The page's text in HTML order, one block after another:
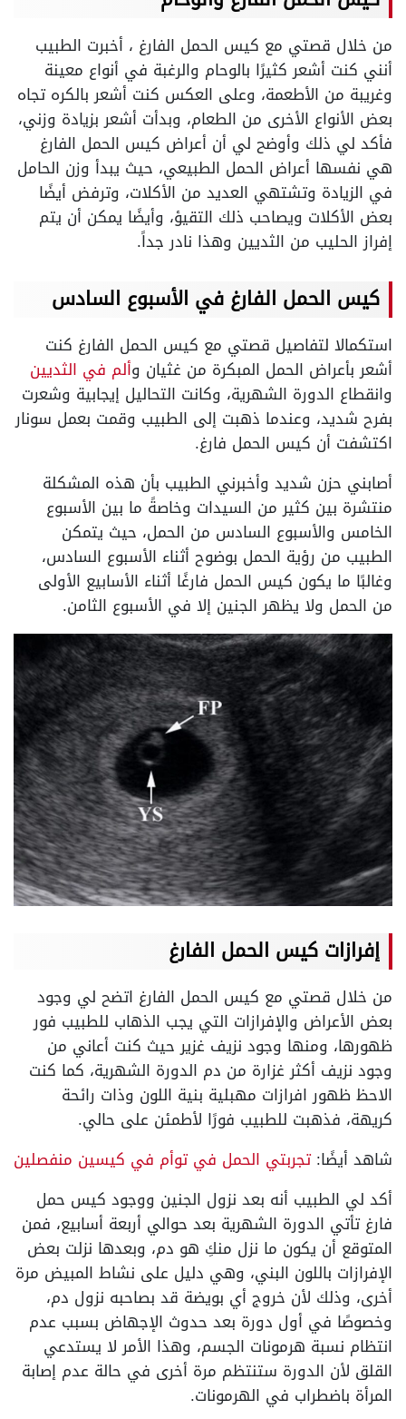
من خلال قصتي مع كيس الحمل الفارغ ، أخبرت الطبيب
أنني كنت أشعر كثيرًا بالوحام والرغبة في أنواع معينة
وغريبة من الأطعمة، وعلى العكس كنت أشعر بالكره تجاه
بعض الأنواع الأخرى من الطعام، وبدأت أشعر بزيادة وزني،
فأكد لي ذلك وأوضح لي أن أعراض كيس الحمل الفارغ
هي نفسها أعراض الحمل الطبيعي، حيث يبدأ وزن الحامل
في الزيادة وتشتهي العديد من الأكلات، وترفض أيضًا
بعض الأكلات ويصاحب ذلك التقيؤ، وأيضًا يمكن أن يتم
إفراز الحليب من الثديين وهذا نادر جداً.
كيس الحمل الفارغ في الأسبوع السادس
استكمالا لتفاصيل قصتي مع كيس الحمل الفارغ كنت
أشعر بأعراض الحمل المبكرة من غثيان وألم في الثديين
وانقطاع الدورة الشهرية، وكانت التحاليل إيجابية وشعرت
بفرح شديد، وعندما ذهبت إلى الطبيب وقمت بعمل سونار
اكتشفت أن كيس الحمل فارغ.
أصابني حزن شديد وأخبرني الطبيب بأن هذه المشكلة
منتشرة بين كثير من السيدات وخاصةً ما بين الأسبوع
الخامس والأسبوع السادس من الحمل، حيث يتمكن
الطبيب من رؤية الحمل بوضوح أثناء الأسبوع السادس،
وغالبًا ما يكون كيس الحمل فارغًا أثناء الأسابيع الأولى
من الحمل ولا يظهر الجنين إلا في الأسبوع الثامن.
إفرازات كيس الحمل الفارغ
من خلال قصتي مع كيس الحمل الفارغ اتضح لي وجود
بعض الأعراض والإفرازات التي يجب الذهاب للطبيب فور
ظهورها، ومنها وجود نزيف غزير حيث كنت أعاني من
وجود نزيف أكثر غزارة من دم الدورة الشهرية، كما كنت
الاحظ ظهور افرازات مهبلية بنية اللون وذات رائحة
كريهة، فذهبت للطبيب فورًا لأطمئن على حالي.
شاهد أيضًا:تجربتي الحمل في توأم في كيسين منفصلين
أكد لي الطبيب أنه بعد نزول الجنين ووجود كيس حمل
فارغ تأتي الدورة الشهرية بعد حوالي أربعة أسابيع، فمن
المتوقع أن يكون ما نزل منكِ هو دم، وبعدها نزلت بعض
الإفرازات باللون البني، وهي دليل على نشاط المبيض مرة
أخرى، وذلك لأن خروج أي بويضة قد بصاحبه نزول دم،
وخصوصًا في أول دورة بعد حدوث الإجهاض بسبب عدم
انتظام نسبة هرمونات الجسم، وهذا الأمر لا يستدعي
القلق لأن الدورة ستنتظم مرة أخرى في حالة عدم إصابة
المرأة باضطراب في الهرمونات.